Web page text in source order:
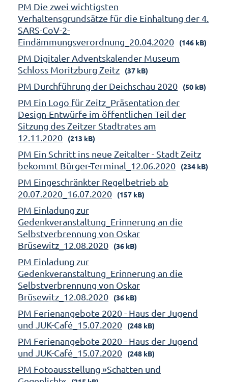
PM Die zwei wichtigsten
Verhaltensgrundsätze für die Einhaltung der 4.
SARS-CoV-2-
Eindämmungsverordnung_20.04.2020
(146 kB)
PM Digitaler Adventskalender Museum
Schloss Moritzburg Zeitz
(37 kB)
PM Durchführung der Deichschau 2020 (50 kB)
PM Ein Logo für Zeitz_Präsentation der
Design-Entwürfe im öffentlichen Teil der
Sitzung des Zeitzer Stadtrates am
12.11.2020
(213 kB)
PM Ein Schritt ins neue Zeitalter - Stadt Zeitz
bekommt Bürger-Terminal_12.06.2020
(234 kB)
PM Eingeschränkter Regelbetrieb ab
20.07.2020_16.07.2020
(157 kB)
PM Einladung zur
Gedenkveranstaltung_Erinnerung an die
Selbstverbrennung von Oskar
Brüsewitz_12.08.2020
(36 kB)
PM Einladung zur
Gedenkveranstaltung_Erinnerung an die
Selbstverbrennung von Oskar
Brüsewitz_12.08.2020
(36 kB)
PM Ferienangebote 2020 - Haus der Jugend
und JUK-Café_15.07.2020
(248 kB)
PM Ferienangebote 2020 - Haus der Jugend
und JUK-Café_15.07.2020
(248 kB)
PM Fotoausstellung »Schatten und